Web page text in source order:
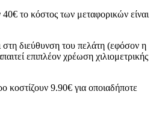
το κόστος των μεταφορικών είναι
στη διεύθυνση του πελάτη (εφόσον η
επιπλέον χρέωση χιλιομετρικής
κοστίζουν 9.90€ για οποιαδήποτε